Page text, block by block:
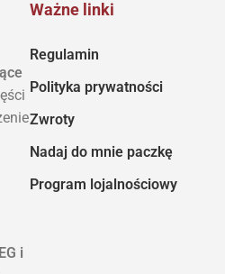
i
Ważne linki
Regulamin
Polityka prywatności
Zwroty
Nadaj do mnie paczkę
Program lojalnościowy